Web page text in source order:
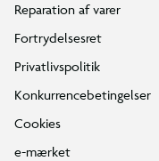
Reparation af varer
Fortrydelsesret
Privatlivspolitik
Konkurrencebetingelser
Cookies
e-mærket